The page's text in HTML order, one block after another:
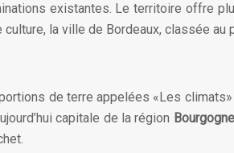
existantes. Le territoire offre
la ville de Bordeaux, classée
de terre appelées «Les
capitale de la région Bourgogne